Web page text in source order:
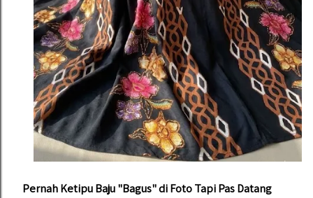
Pernah Ketipu Baju "Bagus" di Foto Tapi Pas Datang